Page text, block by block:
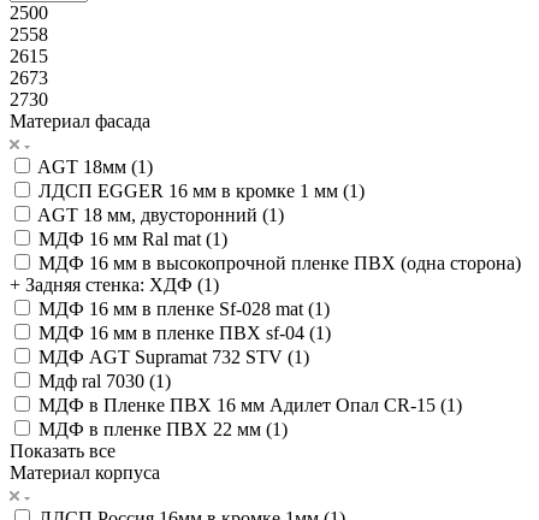
2500
2558
2615
2673
2730
Материал фасада
AGT 18мм (1)
ЛДСП EGGER 16 мм в кромке 1 мм (1)
AGT 18 мм, двусторонний (1)
МДФ 16 мм Ral mat (1)
МДФ 16 мм в высокопрочной пленке ПВХ (одна сторона)
+ Задняя стенка: ХДФ (1)
МДФ 16 мм в пленке Sf-028 mat (1)
МДФ 16 мм в пленке ПВХ sf-04 (1)
МДФ AGT Supramat 732 STV (1)
Мдф ral 7030 (1)
МДФ в Пленке ПВХ 16 мм Адилет Опал CR-15 (1)
МДФ в пленке ПВХ 22 мм (1)
Показать все
Материал корпуса